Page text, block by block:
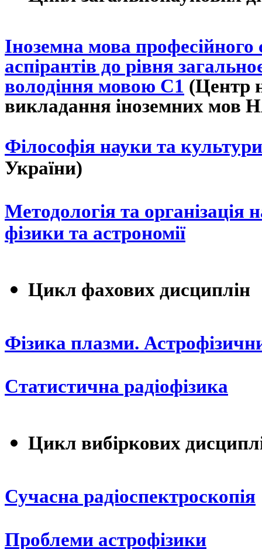
Іноземна мова
аспірантів до рівня
володіння мовою С1 (Центр
викладання іноземних мов
Філософія науки та культури
України)
Методологія та організація
фізики та астрономії
Цикл фахових дисциплін
Фізика плазми.
Статистична радіофізика
Цикл вибіркових
Сучасна радіоспектроскопія
Проблеми астрофізики